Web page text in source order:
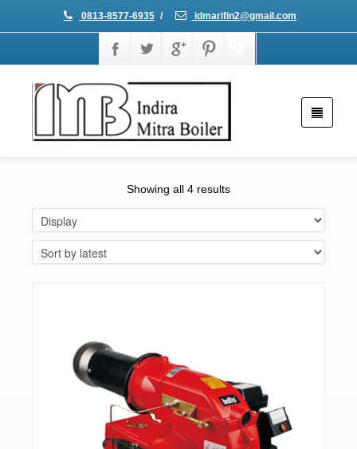
0813-8577-6935 / idmarifin2@gmail.com
Showing all 4 results
Details